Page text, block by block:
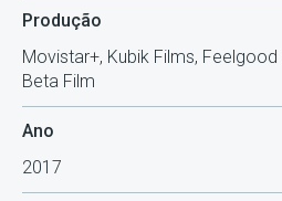
Produção
Movistar+, Kubik Films,
Beta Film
Ano
2017